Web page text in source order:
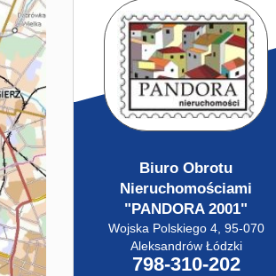
Biuro Obrotu
Nieruchomościami
"PANDORA 2001"
Wojska Polskiego 4, 95-070
Aleksandrów Łódzki
798-310-202